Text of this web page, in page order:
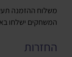
משלוח ההזמנה תעשה בתוך 2 ימי
המשחקים ישלחו
החזרות